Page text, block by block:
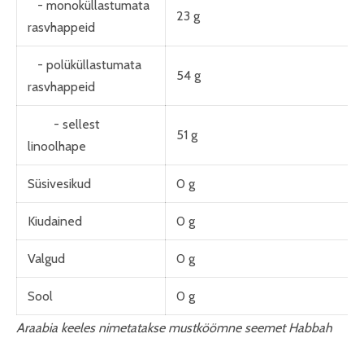
- monoküllastumata
rasvhappeid
23 g
- polüküllastumata
rasvhappeid
54 g
- sellest
linoolhape
51 g
Süsivesikud 0 g
Kiudained 0 g
Valgud 0 g
Sool 0 g
Araabia keeles nimetatakse mustköömne seemet Habbah